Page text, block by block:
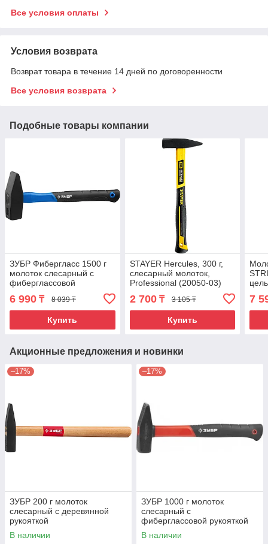
Все условия оплаты
Условия возврата
Возврат товара в течение 14 дней по договоренности
Все условия возврата
Подобные товары компании
ЗУБР Фибергласс 1500 г
молоток слесарный с
фиберглассовой
рукояткой
6 990 ₸ 8 039 ₸
Купить
STAYER Hercules, 300 г,
слесарный молоток,
Professional (20050-03)
2 700₸ 3 105 ₸
Купить
7
Акционные предложения и новинки
–17%
ЗУБР 200 г молоток
слесарный с деревянной
рукояткой
В наличии
–17%
ЗУБР 1000 г молоток
слесарный с
фиберглассовой рукояткой
В наличии